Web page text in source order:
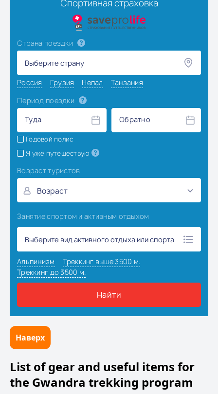
Наверх
List of gear and useful items for
the Gwandra trekking program